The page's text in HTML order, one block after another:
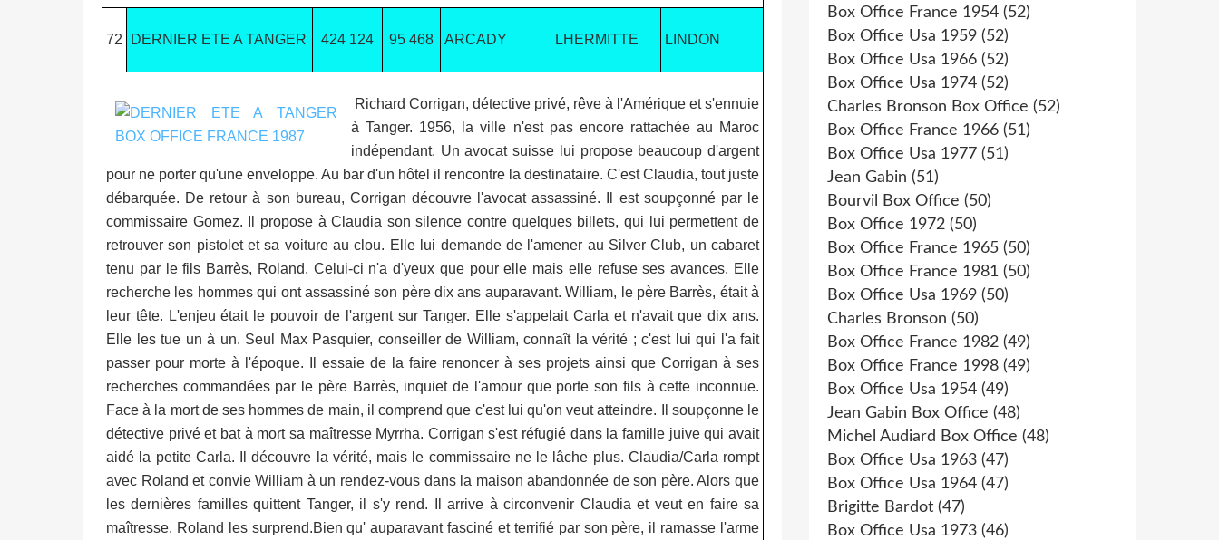
72 DERNIER ETE A TANGER 424 124 95 468 ARCADY LHERMITTE LINDON
Richard Corrigan, détective privé, rêve à l'Amérique et s'ennuie
à Tanger. 1956, la ville n'est pas encore rattachée au Maroc
indépendant. Un avocat suisse lui propose beaucoup d'argent
pour ne porter qu'une enveloppe. Au bar d'un hôtel il rencontre la destinataire. C'est Claudia, tout juste
débarquée. De retour à son bureau, Corrigan découvre l'avocat assassiné. Il est soupçonné par le
commissaire Gomez. Il propose à Claudia son silence contre quelques billets, qui lui permettent de
retrouver son pistolet et sa voiture au clou. Elle lui demande de l'amener au Silver Club, un cabaret
tenu par le fils Barrès, Roland. Celui-ci n'a d'yeux que pour elle mais elle refuse ses avances. Elle
recherche les hommes qui ont assassiné son père dix ans auparavant. William, le père Barrès, était à
leur tête. L'enjeu était le pouvoir de l'argent sur Tanger. Elle s'appelait Carla et n'avait que dix ans.
Elle les tue un à un. Seul Max Pasquier, conseiller de William, connaît la vérité ; c'est lui qui l'a fait
passer pour morte à l'époque. Il essaie de la faire renoncer à ses projets ainsi que Corrigan à ses
recherches commandées par le père Barrès, inquiet de l'amour que porte son fils à cette inconnue.
Face à la mort de ses hommes de main, il comprend que c'est lui qu'on veut atteindre. Il soupçonne le
détective privé et bat à mort sa maîtresse Myrrha. Corrigan s'est réfugié dans la famille juive qui avait
aidé la petite Carla. Il découvre la vérité, mais le commissaire ne le lâche plus. Claudia/Carla rompt
avec Roland et convie William à un rendez-vous dans la maison abandonnée de son père. Alors que
les dernières familles quittent Tanger, il s'y rend. Il arrive à circonvenir Claudia et veut en faire sa
maîtresse. Roland les surprend.Bien qu' auparavant fasciné et terrifié par son père, il ramasse l'arme
Box Office France 1954 (52)
Box Office Usa 1959 (52)
Box Office Usa 1966 (52)
Box Office Usa 1974 (52)
Charles Bronson Box Office (52)
Box Office France 1966 (51)
Box Office Usa 1977 (51)
Jean Gabin (51)
Bourvil Box Office (50)
Box Office 1972 (50)
Box Office France 1965 (50)
Box Office France 1981 (50)
Box Office Usa 1969 (50)
Charles Bronson (50)
Box Office France 1982 (49)
Box Office France 1998 (49)
Box Office Usa 1954 (49)
Jean Gabin Box Office (48)
Michel Audiard Box Office (48)
Box Office Usa 1963 (47)
Box Office Usa 1964 (47)
Brigitte Bardot (47)
Box Office Usa 1973 (46)